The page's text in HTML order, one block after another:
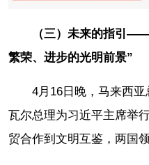
（三）未来的指引
繁荣、进步的光明前景”
4月16日晚，马来西
瓦尔总理为习近平主席举
贸合作到文明互鉴，两国